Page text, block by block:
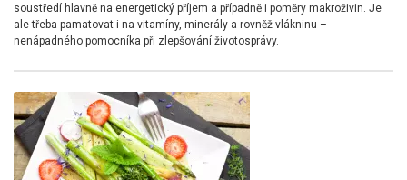
soustředí hlavně na energetický příjem a případně i poměry makroživin. Je
ale třeba pamatovat i na vitamíny, minerály a rovněž vlákninu –
nenápadného pomocníka při zlepšování životosprávy.